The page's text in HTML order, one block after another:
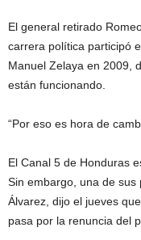
El general retirado
carrera política participó
Manuel Zelaya en 2009,
están funcionando.
“Por eso es hora de
El Canal 5 de Honduras
Sin embargo, una de
Álvarez, dijo el jueves
pasa por la renuncia del